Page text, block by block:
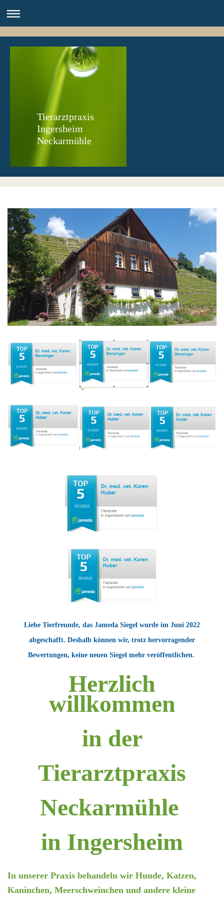
Tierarztpraxis
Ingersheim
Neckarmühle
Liebe Tierfreunde, das Jameda Siegel wurde im Juni 2022
abgeschafft. Deshalb können wir, trotz hervorragender
Bewertungen, keine neuen Siegel mehr veröffentlichen.
Herzlich
willkommen
in der
Tierarztpraxis
Neckarmühle
in Ingersheim
In unserer Praxis behandeln wir Hunde, Katzen,
Kaninchen, Meerschweinchen und andere kleine